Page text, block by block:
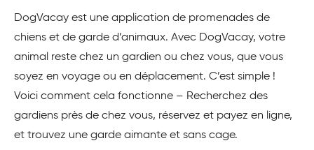
DogVacay est une application de promenades de
chiens et de garde d’animaux. Avec DogVacay, votre
animal reste chez un gardien ou chez vous, que vous
soyez en voyage ou en déplacement. C’est simple !
Voici comment cela fonctionne – Recherchez des
gardiens près de chez vous, réservez et payez en ligne,
et trouvez une garde aimante et sans cage.